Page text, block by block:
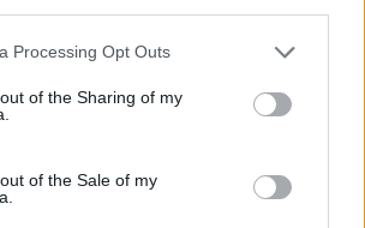
Processing Opt Outs
of the Sharing of my
of the Sale of my
cette traduction Corriger une erreur